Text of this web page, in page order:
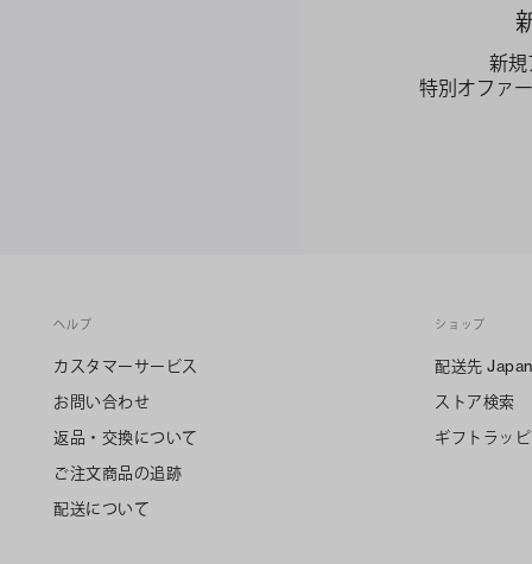
新規
特別オファ
ヘルプ
カスタマーサービス
お問い合わせ
返品・交換について
ご注文商品の追跡
配送について
ショップ
配送先 Japan
ストア検索
ギフトラッ